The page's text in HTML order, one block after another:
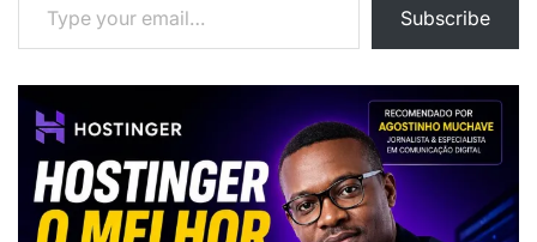
Subscribe